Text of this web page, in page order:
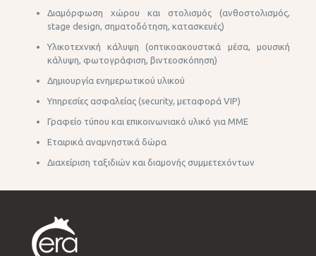
Διαμόρφωση χώρου και στολισμός (ανθοστολισμός,
stage design, σηματοδότηση, κατασκευές)
Υλικοτεχνική κάλυψη (οπτικοακουστικά μέσα, μουσική
κάλυψη, φωτογράφιση, βιντεοσκόπηση)
Δημιουργία ενημερωτικού υλικού
Yπηρεσίες ασφαλείας (security, μεταφορά VIP)
Γραφείο τύπου και επικοινωνιακό υλικό για ΜΜΕ
Εταιρικά αναμνηστικά δώρα
Διαχείριση ταξιδιών και διαμονής συμμετεχόντων